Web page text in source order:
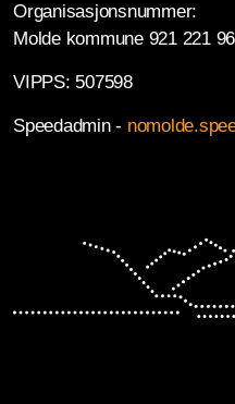
Organisasjonsnummer:
Molde kommune 921 221
VIPPS: 507598
Speedadmin -